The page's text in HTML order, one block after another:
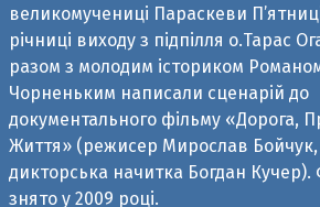
документального фільму «Дорога,
Життя» (режисер Мирослав Бойчук,
дикторська начитка Богдан Кучер).
знято у 2009 році.